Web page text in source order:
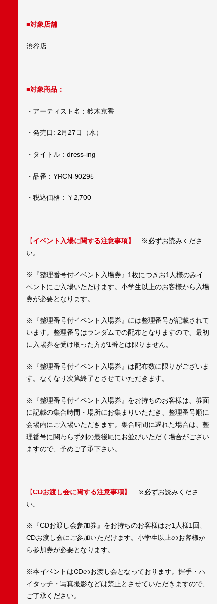
■対象店舗
渋谷店
■対象商品：
・アーティスト名：鈴木京香
・発売日: 2月27日（水）
・タイトル：dress-ing
・品番：YRCN-90295
・税込価格：￥2,700
【イベント入場に関する注意事項】
※必ずお読みくださ
い。
※『整理番号付イベント入場券』1枚につきお1人様のみイ
ベントにご入場いただけます。小学生以上のお客様から入場
券が必要となります。
※『整理番号付イベント入場券』には整理番号が記載されて
います。整理番号はランダムでの配布となりますので、最初
に入場券を受け取った方が1番とは限りません。
※『整理番号付イベント入場券』は配布数に限りがございま
す。なくなり次第終了とさせていただきます。
※『整理番号付イベント入場券』をお持ちのお客様は、券面
に記載の集合時間・場所にお集まりいただき、整理番号順に
会場内にご入場いただきます。集合時間に遅れた場合は、整
理番号に関わらず列の最後尾にお並びいただく場合がござい
ますので、予めご了承下さい。
【CDお渡し会に関する注意事項】
※必ずお読みくださ
い。
※『CDお渡し会参加券』をお持ちのお客様はお1人様1回、
CDお渡し会にご参加いただけます。小学生以上のお客様か
ら参加券が必要となります。
※本イベントはCDのお渡し会となっております。握手・ハ
イタッチ・写真撮影などは禁止とさせていただきますので、
ご了承ください。